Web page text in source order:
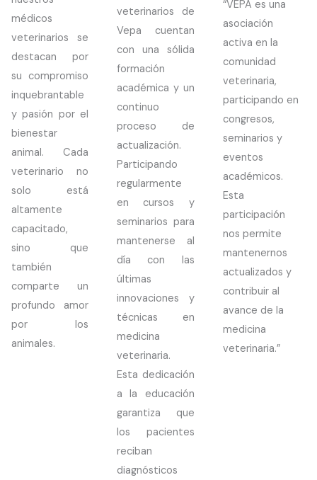
médicos
veterinarios se
destacan por
su compromiso
inquebrantable
y pasión por el
bienestar
animal. Cada
veterinario no
solo está
altamente
capacitado,
sino que
también
comparte un
profundo amor
por los
animales.
veterinarios de
Vepa cuentan
con una sólida
formación
académica y un
continuo
proceso de
actualización.
Participando
regularmente
en cursos y
seminarios para
mantenerse al
día con las
últimas
innovaciones y
técnicas en
medicina
veterinaria.
Esta dedicación
a la educación
garantiza que
los pacientes
reciban
diagnósticos
“VEPA es una
asociación
activa en la
comunidad
veterinaria,
participando en
congresos,
seminarios y
eventos
académicos.
Esta
participación
nos permite
mantenernos
actualizados y
contribuir al
avance de la
medicina
veterinaria.”